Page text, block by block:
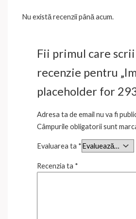
Nu există recenzii până acum.
Fii primul care
recenzie pentru
placeholder for
Adresa ta de email nu va fi
Câmpurile obligatorii sunt
Evaluarea ta *
Recenzia ta *